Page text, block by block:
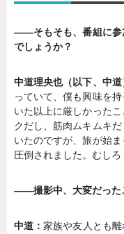
――そもそも、番組に参
でしょうか？
中道理央也（以下、中道
っていて、僕も興味を
いた以上に厳しかった
クだし、筋肉ムキムキ
いたのですが、旅が始
圧倒されました。むしろ
――撮影中、大変だった
中道：家族や友人とも